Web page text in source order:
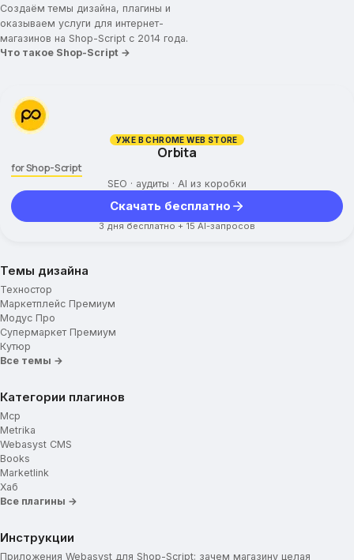
Создаём темы дизайна, плагины и
оказываем услуги для интернет-
магазинов на Shop-Script с 2014 года.
Что такое Shop-Script →
УЖЕ В CHROME WEB STORE
Orbita
for Shop-Script
SEO · аудиты · AI из коробки
Скачать бесплатно
3 дня бесплатно + 15 AI-запросов
Темы дизайна
Техностор
Маркетплейс Премиум
Модус Про
Супермаркет Премиум
Кутюр
Все темы →
Категории плагинов
Mcp
Metrika
Webasyst CMS
Books
Marketlink
Хаб
Все плагины →
Инструкции
Приложения Webasyst для Shop-Script: зачем магазину целая